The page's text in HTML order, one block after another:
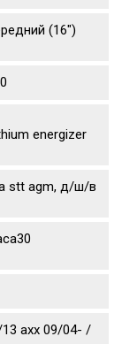
(16")
energizer
stt agm, д/ш/в
axx 09/04- /